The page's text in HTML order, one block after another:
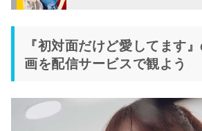
『初対面だけど愛してます
画を配信サービスで観よう